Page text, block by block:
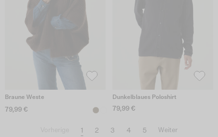
Braune Weste
79,99 €
Dunkelblaues Poloshirt
79,99 €
1 2 3 4 5 Weiter